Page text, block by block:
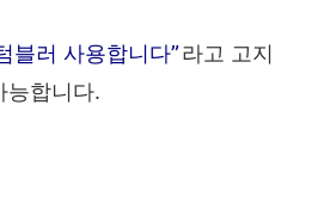
블러 사용합니다”라고 고지
능합니다.